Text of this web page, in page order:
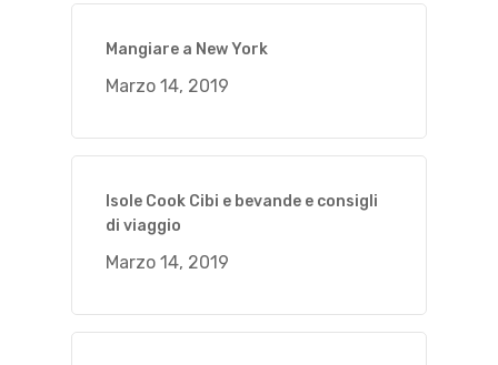
Mangiare a New York
Marzo 14, 2019
Isole Cook Cibi e bevande e consigli
di viaggio
Marzo 14, 2019